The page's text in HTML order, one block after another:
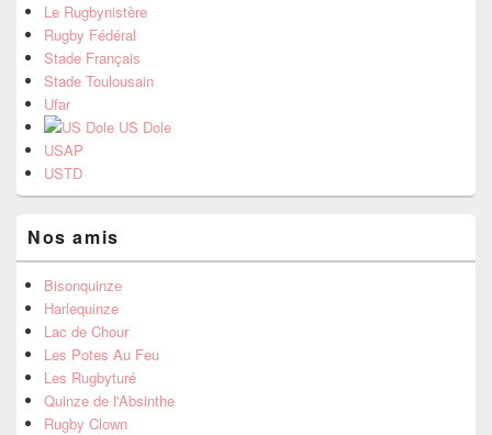
Le Rugbynistère
Rugby Fédéral
Stade Français
Stade Toulousain
Ufar
US Dole
USAP
USTD
Nos amis
Bisonquinze
Harlequinze
Lac de Chour
Les Potes Au Feu
Les Rugbyturé
Quinze de l'Absinthe
Rugby Clown